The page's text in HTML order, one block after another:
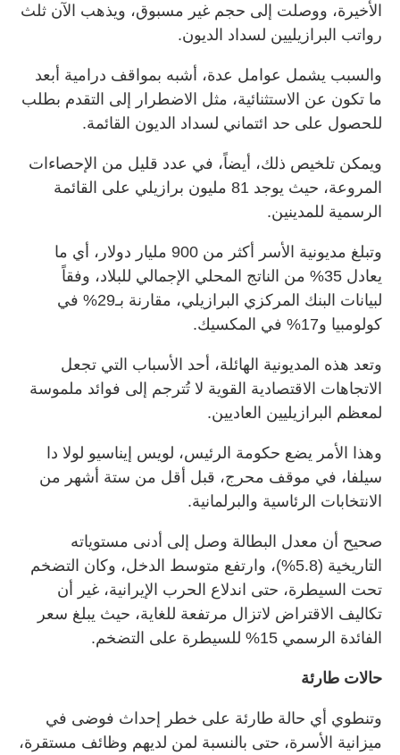
الأخيرة، ووصلت إلى حجم غير مسبوق، ويذهب الآن ثلث
رواتب البرازيليين لسداد الديون.
والسبب يشمل عوامل عدة، أشبه بمواقف درامية أبعد
ما تكون عن الاستثنائية، مثل الاضطرار إلى التقدم بطلب
للحصول على حد ائتماني لسداد الديون القائمة.
ويمكن تلخيص ذلك، أيضاً، في عدد قليل من الإحصاءات
المروعة، حيث يوجد 81 مليون برازيلي على القائمة
الرسمية للمدينين.
وتبلغ مديونية الأسر أكثر من 900 مليار دولار، أي ما
يعادل 35% من الناتج المحلي الإجمالي للبلاد، وفقاً
لبيانات البنك المركزي البرازيلي، مقارنة بـ29% في
كولومبيا و17% في المكسيك.
وتعد هذه المديونية الهائلة، أحد الأسباب التي تجعل
الاتجاهات الاقتصادية القوية لا تُترجم إلى فوائد ملموسة
لمعظم البرازيليين العاديين.
وهذا الأمر يضع حكومة الرئيس، لويس إيناسيو لولا دا
سيلفا، في موقف محرج، قبل أقل من ستة أشهر من
الانتخابات الرئاسية والبرلمانية.
صحيح أن معدل البطالة وصل إلى أدنى مستوياته
التاريخية (5.8%)، وارتفع متوسط الدخل، وكان التضخم
تحت السيطرة، حتى اندلاع الحرب الإيرانية، غير أن
تكاليف الاقتراض لاتزال مرتفعة للغاية، حيث يبلغ سعر
الفائدة الرسمي 15% للسيطرة على التضخم.
حالات طارئة
وتنطوي أي حالة طارئة على خطر إحداث فوضى في
ميزانية الأسرة، حتى بالنسبة لمن لديهم وظائف مستقرة،